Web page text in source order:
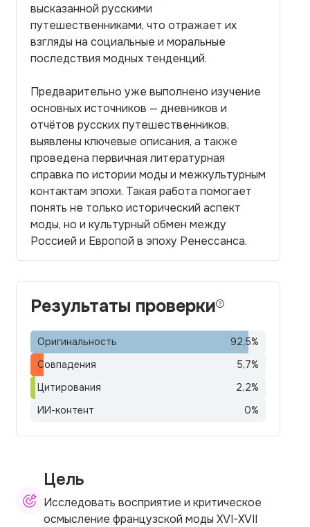
высказанной русскими
путешественниками, что отражает их
взгляды на социальные и моральные
последствия модных тенденций.
Предварительно уже выполнено изучение
основных источников — дневников и
отчётов русских путешественников,
выявлены ключевые описания, а также
проведена первичная литературная
справка по истории моды и межкультурным
контактам эпохи. Такая работа помогает
понять не только исторический аспект
моды, но и культурный обмен между
Россией и Европой в эпоху Ренессанса.
Результаты проверки
Оригинальность 92,5%
Совпадения
5,7%
Цитирования
2,2%
ИИ-контент
0%
Цель
Исследовать восприятие и критическое
осмысление французской моды XVI-XVII